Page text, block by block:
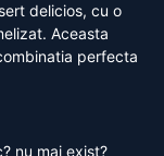
delicios, cu o
Aceasta
perfecta
nu mai exist?